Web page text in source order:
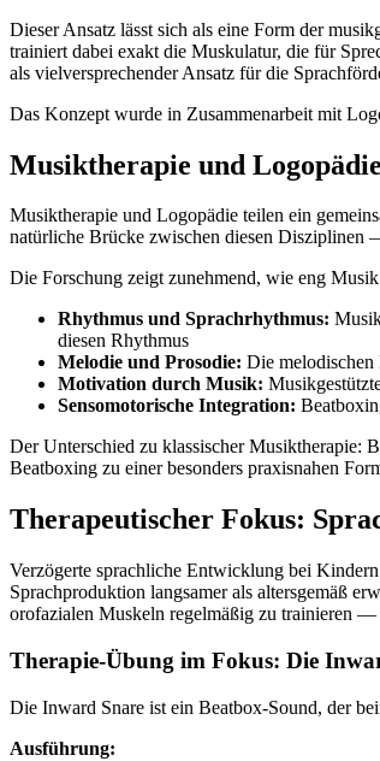
Dieser Ansatz lässt sich als eine Form der
trainiert dabei exakt die Muskulatur, die für
als vielversprechender Ansatz für die
Das Konzept wurde in Zusammenarbeit mit
Musiktherapie und
Musiktherapie und Logopädie teilen ein
natürliche Brücke zwischen diesen Disziplinen
Die Forschung zeigt zunehmend, wie eng
Rhythmus und Sprachrhythmus:
diesen Rhythmus
Melodie und Prosodie: Die
Motivation durch Musik:
Sensomotorische Integration:
Der Unterschied zu klassischer Musiktherapie:
Beatboxing zu einer besonders praxisnahen
Therapeutischer Fokus:
Verzögerte sprachliche Entwicklung bei
Sprachproduktion langsamer als altersgemäß
orofazialen Muskeln regelmäßig zu trainieren
Therapie-Übung im Fokus: Die
Die Inward Snare ist ein Beatbox-Sound, der
Ausführung: